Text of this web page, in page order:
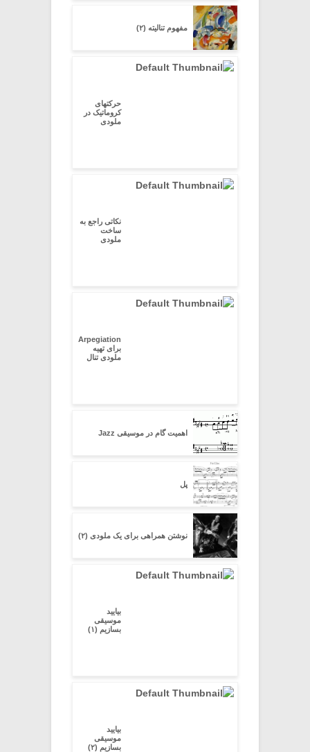
مفهوم تنالیته (۲)
حرکتهای
کروماتیک در
ملودی
نکاتی راجع به
ساخت
ملودی
Arpegiation
برای تهیه
ملودی تنال
اهمیت گام در موسیقی Jazz
پل
نوشتن همراهی برای یک ملودی (۲)
بیایید
موسیقی
بسازیم (۱)
بیایید
موسیقی
بسازیم (۲)